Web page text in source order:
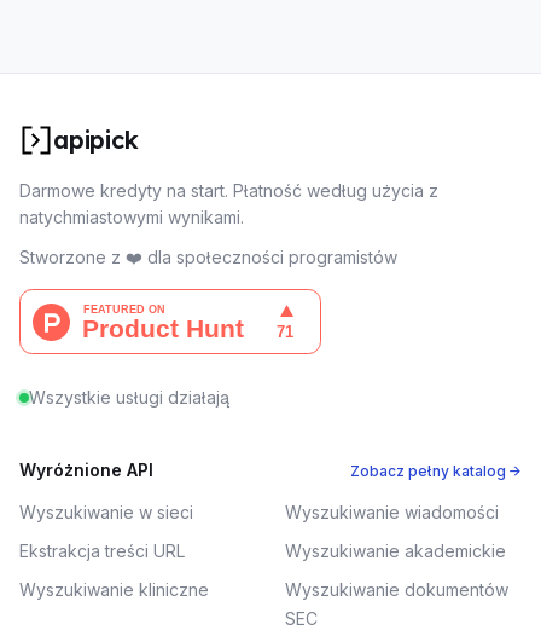
apipick
Darmowe kredyty na start. Płatność według użycia z
natychmiastowymi wynikami.
Stworzone z ❤️ dla społeczności programistów
Wszystkie usługi działają
Wyróżnione API Zobacz pełny katalog →
Wyszukiwanie w sieci
Wyszukiwanie wiadomości
Ekstrakcja treści URL
Wyszukiwanie akademickie
Wyszukiwanie kliniczne
Wyszukiwanie dokumentów
SEC